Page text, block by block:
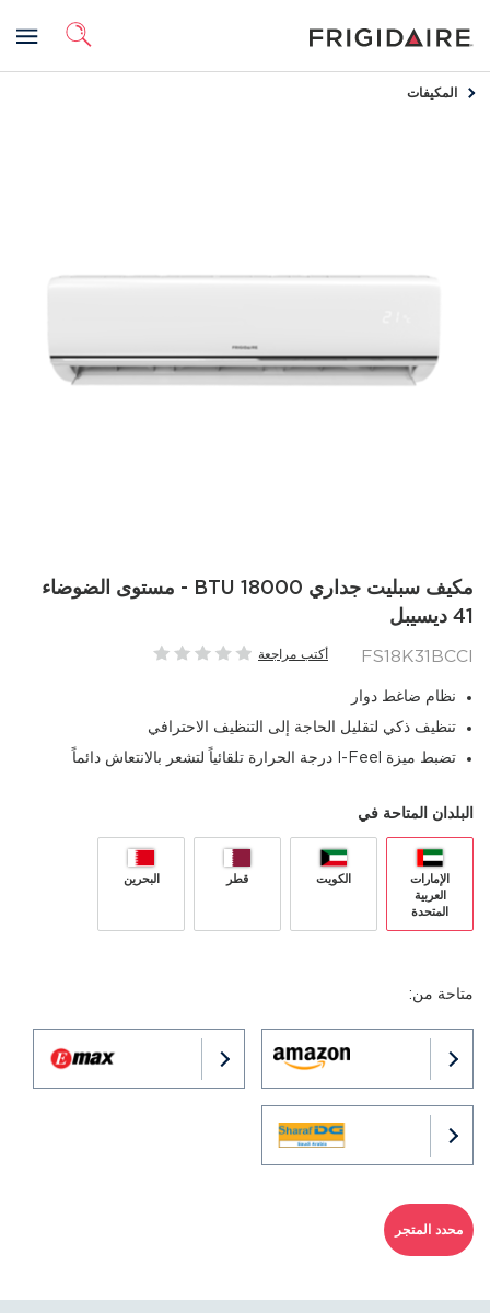
المكيفات
مكيف سبليت جداري 18000 BTU - مستوى الضوضاء
41 ديسيبل
FS18K31BCCI أكتب مراجعة
نظام ضاغط دوار
تنظيف ذكي لتقليل الحاجة إلى التنظيف الاحترافي
تضبط ميزة I-Feel درجة الحرارة تلقائياً لتشعر بالانتعاش دائماً
البلدان المتاحة في
الإمارات
العربية
المتحدة
الكويت قطر البحرين
متاحة من:
محدد المتجر